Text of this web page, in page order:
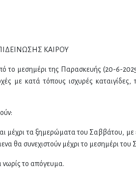
ΚΑΙΡΟΥ
το μεσημέρι της Παρασκευής (20-6-
με κατά τόπους ισχυρές καταιγίδες,
τα ξημερώματα του Σαββάτου, με
θα συνεχιστούν μέχρι το μεσημέρι του
νωρίς το απόγευμα.